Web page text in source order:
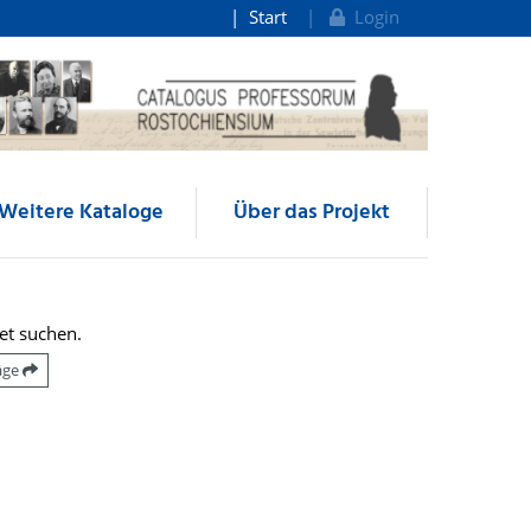
Start Login
Kataloge Über das Projekt
suchen.